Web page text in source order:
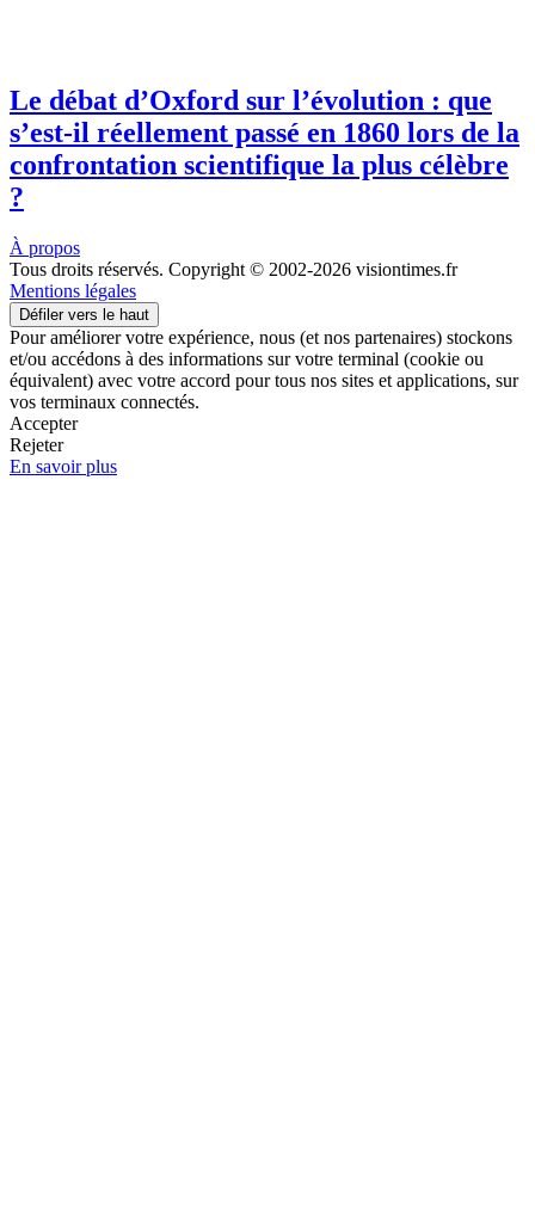
Le débat d’Oxford sur l’évolution : que
s’est-il réellement passé en 1860 lors de la
confrontation scientifique la plus célèbre
?
À propos
Tous droits réservés. Copyright © 2002-2026 visiontimes.fr
Mentions légales
Défiler vers le haut
Pour améliorer votre expérience, nous (et nos partenaires) stockons
et/ou accédons à des informations sur votre terminal (cookie ou
équivalent) avec votre accord pour tous nos sites et applications, sur
vos terminaux connectés.
Accepter
Rejeter
En savoir plus